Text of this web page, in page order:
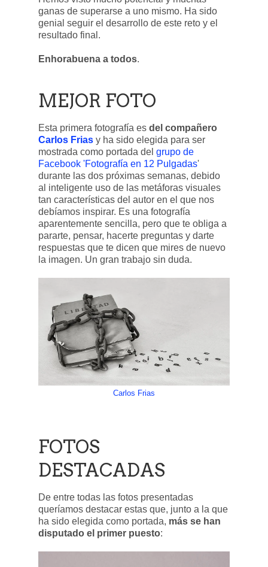
ganas de superarse a uno mismo. Ha sido
genial seguir el desarrollo de este reto y el
resultado final.
Enhorabuena a todos.
MEJOR FOTO
Esta primera fotografía es del compañero
Carlos Frias y ha sido elegida para ser
mostrada como portada del grupo de
Facebook 'Fotografía en 12 Pulgadas'
durante las dos próximas semanas, debido
al inteligente uso de las metáforas visuales
tan características del autor en el que nos
debíamos inspirar. Es una fotografía
aparentemente sencilla, pero que te obliga a
pararte, pensar, hacerte preguntas y darte
respuestas que te dicen que mires de nuevo
la imagen. Un gran trabajo sin duda.
Carlos Frias
FOTOS
DESTACADAS
De entre todas las fotos presentadas
queríamos destacar estas que, junto a la que
ha sido elegida como portada, más se han
disputado el primer puesto: